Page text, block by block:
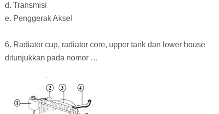
d. Transmisi
e. Penggerak Aksel
6. Radiator cup, radiator core, upper tank dan lower house
ditunjukkan pada nomor …